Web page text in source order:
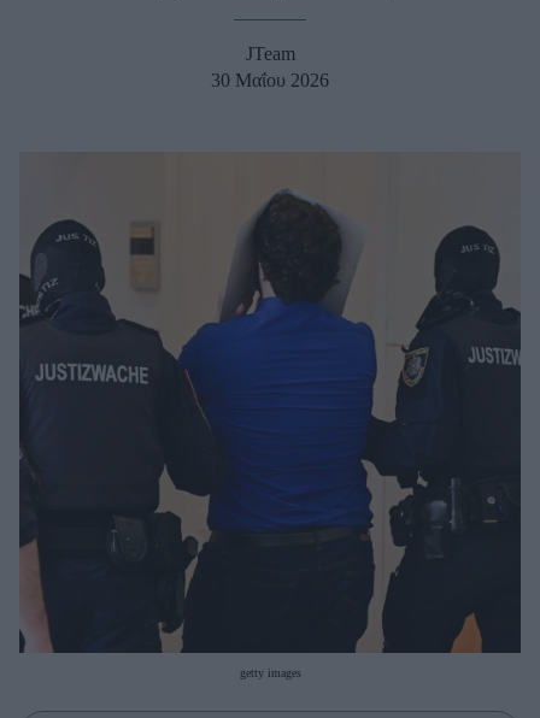
Well being
Ψυχολογία
Υγεία + Διατροφή
Fitness
Real Women
Πρόσωπα
JTeam
30 Μαΐου 2026
getty images